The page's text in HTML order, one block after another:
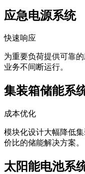
应急电源系统
快速响应
为重要负荷提供可靠
业务不间断运行。
集装箱储能系
成本优化
模块化设计大幅降低
价比的储能解决方案。
太阳能电池系